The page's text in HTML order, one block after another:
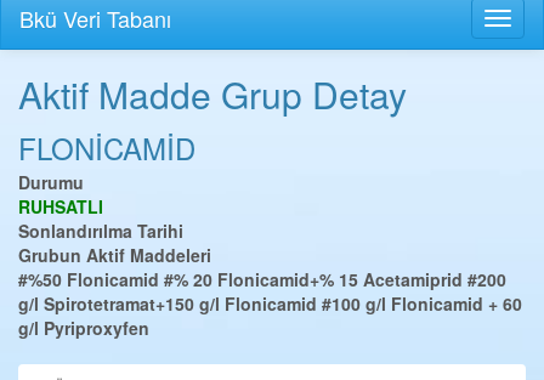
Bkü Veri Tabanı
Aktif Madde Grup Detay
FLONİCAMİD
Durumu
RUHSATLI
Sonlandırılma Tarihi
Grubun Aktif Maddeleri
#%50 Flonicamid #% 20 Flonicamid+% 15 Acetamiprid #200
g/l Spirotetramat+150 g/l Flonicamid #100 g/l Flonicamid + 60
g/l Pyriproxyfen